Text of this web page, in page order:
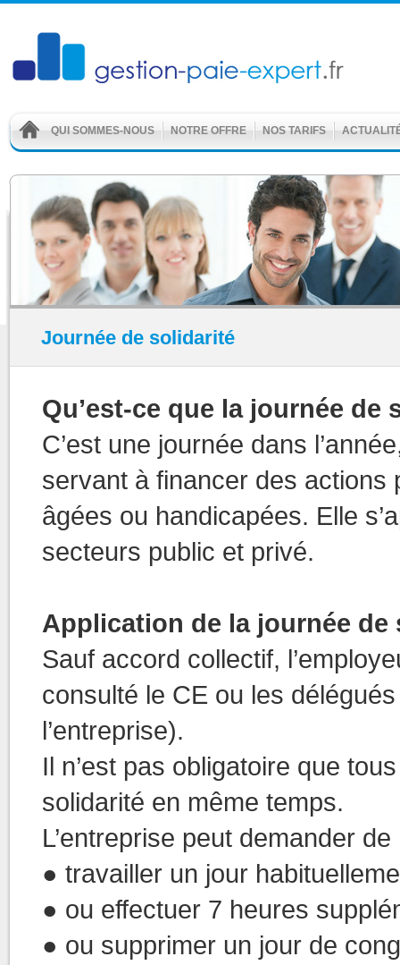
QUI SOMMES-NOUS NOTRE OFFRE NOS TARIFS
Journée de solidarité
Qu’est-ce que la journée de
C’est une journée dans
servant à financer des actions
âgées ou handicapées. Elle
secteurs public et privé.
Application de la journée de
Sauf accord collectif,
consulté le CE ou les
l’entreprise).
Il n’est pas obligatoire que
solidarité en même temps.
L’entreprise peut demander de
● travailler un jour
● ou effectuer 7 heures
● ou supprimer un jour de